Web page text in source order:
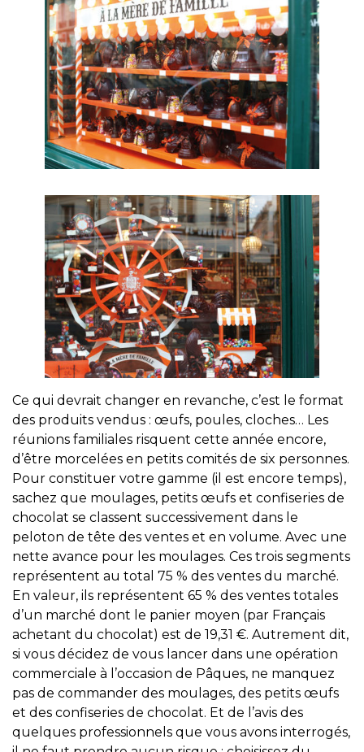
Ce qui devrait changer en revanche, c’est le format
des produits vendus : œufs, poules, cloches… Les
réunions familiales risquent cette année encore,
d’être morcelées en petits comités de six personnes.
Pour constituer votre gamme (il est encore temps),
sachez que moulages, petits œufs et confiseries de
chocolat se classent successivement dans le
peloton de tête des ventes et en volume. Avec une
nette avance pour les moulages. Ces trois segments
représentent au total 75 % des ventes du marché.
En valeur, ils représentent 65 % des ventes totales
d’un marché dont le panier moyen (par Français
achetant du chocolat) est de 19,31 €. Autrement dit,
si vous décidez de vous lancer dans une opération
commerciale à l’occasion de Pâques, ne manquez
pas de commander des moulages, des petits œufs
et des confiseries de chocolat. Et de l’avis des
quelques professionnels que vous avons interrogés,